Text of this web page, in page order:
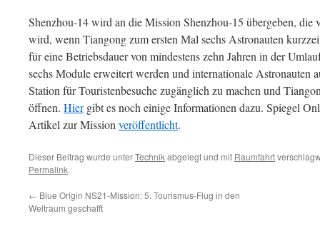
Shenzhou-14 wird an die Mission Shenzhou-15 übergeben, die
wird, wenn Tiangong zum ersten Mal sechs Astronauten
für eine Betriebsdauer von mindestens zehn Jahren in der
sechs Module erweitert werden und internationale Astronauten
Station für Touristenbesuche zugänglich zu machen und
öffnen. Hiergibt es noch einige Informationen dazu. Spiegel
Artikel zur Mission veröffentlicht.
Dieser Beitrag wurde unterTechnikabgelegt und mit Raumfahrt
Permalink.
← Blue Origin NS21-Mission: 5. Tourismus-Flug in den
Weltraum geschafft